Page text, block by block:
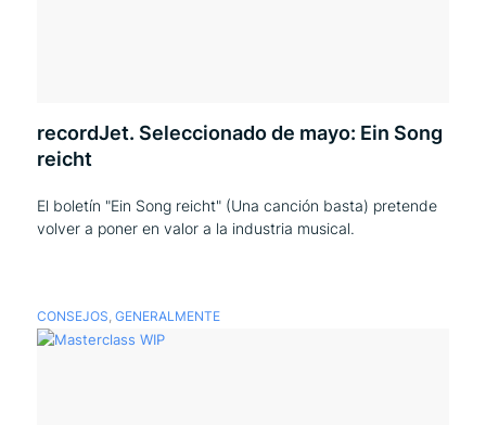
recordJet. Seleccionado de mayo: Ein Song
reicht
El boletín "Ein Song reicht" (Una canción basta) pretende
volver a poner en valor a la industria musical.
CONSEJOS, GENERALMENTE